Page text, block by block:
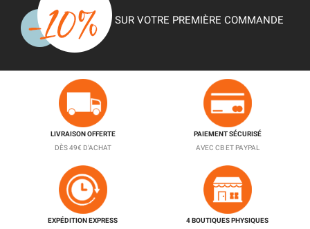
SUR VOTRE PREMIÈRE COMMANDE
LIVRAISON OFFERTE
DÈS 49€ D'ACHAT
PAIEMENT SÉCURISÉ
AVEC CB ET PAYPAL
EXPÉDITION EXPRESS
4 BOUTIQUES PHYSIQUES